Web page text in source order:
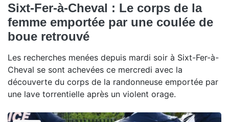
Sixt-Fer-à-Cheval : Le corps de la
femme emportée par une coulée de
boue retrouvé
Les recherches menées depuis mardi soir à Sixt-Fer-à-
Cheval se sont achevées ce mercredi avec la
découverte du corps de la randonneuse emportée par
une lave torrentielle après un violent orage.